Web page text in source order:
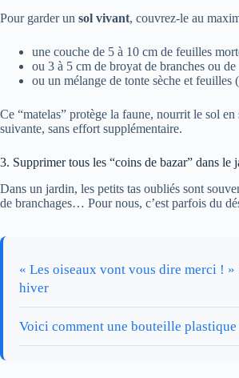
Pour garder un sol vivant, couvrez-le au
une couche de 5 à 10 cm de feuilles
ou 3 à 5 cm de broyat de branches ou
ou un mélange de tonte sèche et feuilles
Ce “matelas” protège la faune, nourrit le sol
suivante, sans effort supplémentaire.
3. Supprimer tous les “coins de bazar” dans le
Dans un jardin, les petits tas oubliés sont
de branchages… Pour nous, c’est parfois du
« Les oiseaux vont vous dire merci !
hiver
Voici comment une bouteille